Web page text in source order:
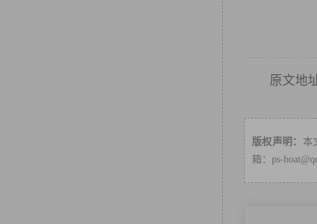
原文地
版权声明： 本
箱：ps-